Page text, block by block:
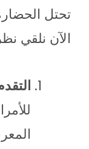
تحتل
الآن نلقي